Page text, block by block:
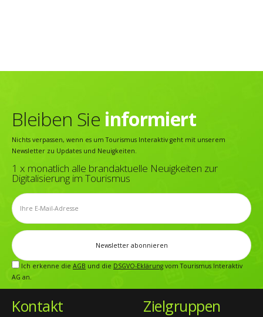
Bleiben Sie informiert
Nichts verpassen, wenn es um Tourismus Interaktiv geht mit unserem
Newsletter zu Updates und Neuigkeiten.
1 x monatlich alle brandaktuelle Neuigkeiten zur
Digitalisierung im Tourismus
Ich erkenne die AGB und die DSGVO-Eklärung vom Tourismus Interaktiv
AG an.
Kontakt Zielgruppen